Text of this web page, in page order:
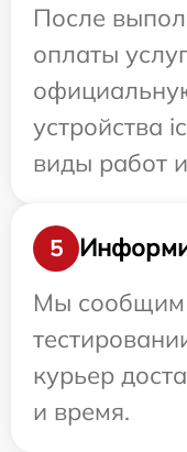
После
оплаты
устройства
виды работ
5
Мы сообщим
курьер
и время.